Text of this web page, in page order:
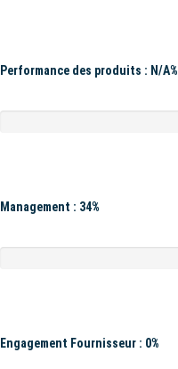
Performance des produits : N/A%
Management : 34%
Engagement Fournisseur : 0%